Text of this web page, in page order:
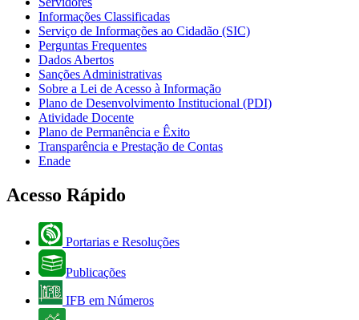
Informações Classificadas
Serviço de Informações ao Cidadão (SIC)
Perguntas Frequentes
Dados Abertos
Sanções Administrativas
Sobre a Lei de Acesso à Informação
Plano de Desenvolvimento Institucional (PDI)
Atividade Docente
Plano de Permanência e Êxito
Transparência e Prestação de Contas
Enade
Acesso Rápido
Portarias e Resoluções
Publicações
IFB em Números